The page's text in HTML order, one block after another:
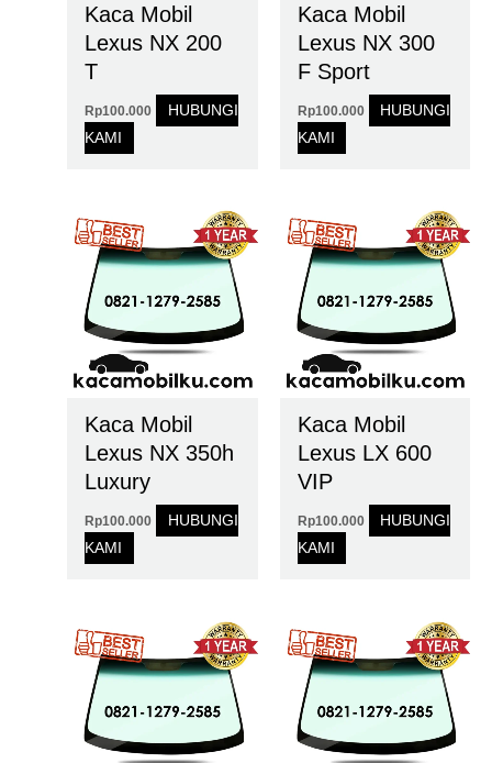
Kaca Mobil
Lexus NX 200
T
Rp100.000
HUBUNGI
KAMI
Kaca Mobil
Lexus NX 300
F Sport
Rp100.000
HUBUNGI
KAMI
Kaca Mobil
Lexus NX 350h
Luxury
Rp100.000
HUBUNGI
KAMI
Kaca Mobil
Lexus LX 600
VIP
Rp100.000
HUBUNGI
KAMI